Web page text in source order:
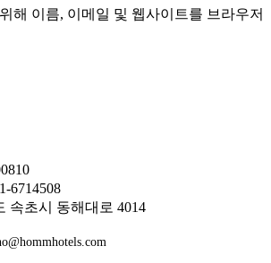
해 이름, 이메일 및 웹사이트를 브라우저
6714508
속초시 동해대로 4014